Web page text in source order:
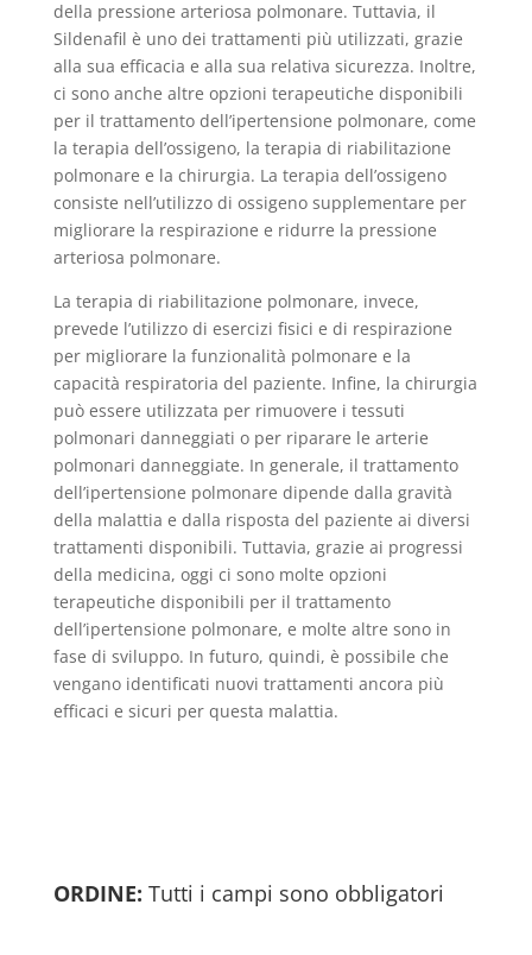
della pressione arteriosa polmonare. Tuttavia, il
Sildenafil è uno dei trattamenti più utilizzati, grazie
alla sua efficacia e alla sua relativa sicurezza. Inoltre,
ci sono anche altre opzioni terapeutiche disponibili
per il trattamento dell’ipertensione polmonare, come
la terapia dell’ossigeno, la terapia di riabilitazione
polmonare e la chirurgia. La terapia dell’ossigeno
consiste nell’utilizzo di ossigeno supplementare per
migliorare la respirazione e ridurre la pressione
arteriosa polmonare.
La terapia di riabilitazione polmonare, invece,
prevede l’utilizzo di esercizi fisici e di respirazione
per migliorare la funzionalità polmonare e la
capacità respiratoria del paziente. Infine, la chirurgia
può essere utilizzata per rimuovere i tessuti
polmonari danneggiati o per riparare le arterie
polmonari danneggiate. In generale, il trattamento
dell’ipertensione polmonare dipende dalla gravità
della malattia e dalla risposta del paziente ai diversi
trattamenti disponibili. Tuttavia, grazie ai progressi
della medicina, oggi ci sono molte opzioni
terapeutiche disponibili per il trattamento
dell’ipertensione polmonare, e molte altre sono in
fase di sviluppo. In futuro, quindi, è possibile che
vengano identificati nuovi trattamenti ancora più
efficaci e sicuri per questa malattia.
ORDINE: Tutti i campi sono obbligatori